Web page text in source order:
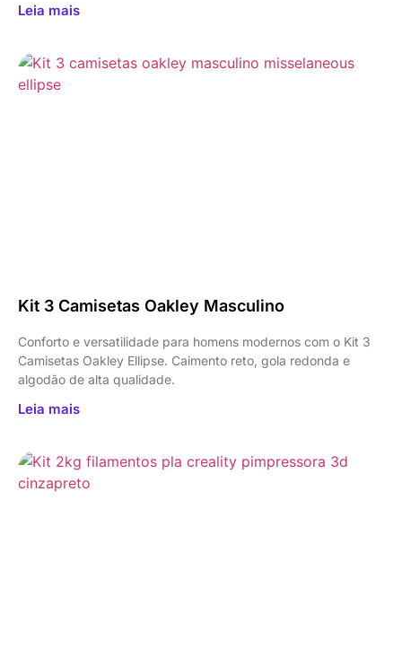
Leia mais
Kit 3 Camisetas Oakley Masculino
Conforto e versatilidade para homens modernos com o Kit 3
Camisetas Oakley Ellipse. Caimento reto, gola redonda e
algodão de alta qualidade.
Leia mais